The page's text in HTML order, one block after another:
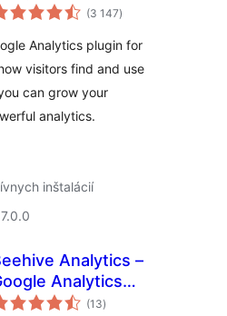
for
Stats
Easy)
(3 147celkové
hodnotenie
)
Analytics plugin for
visitors find and use
can grow your
analytics.
inštalácií
Analytics –
Analytics
(13celkové
hodnotenie
)